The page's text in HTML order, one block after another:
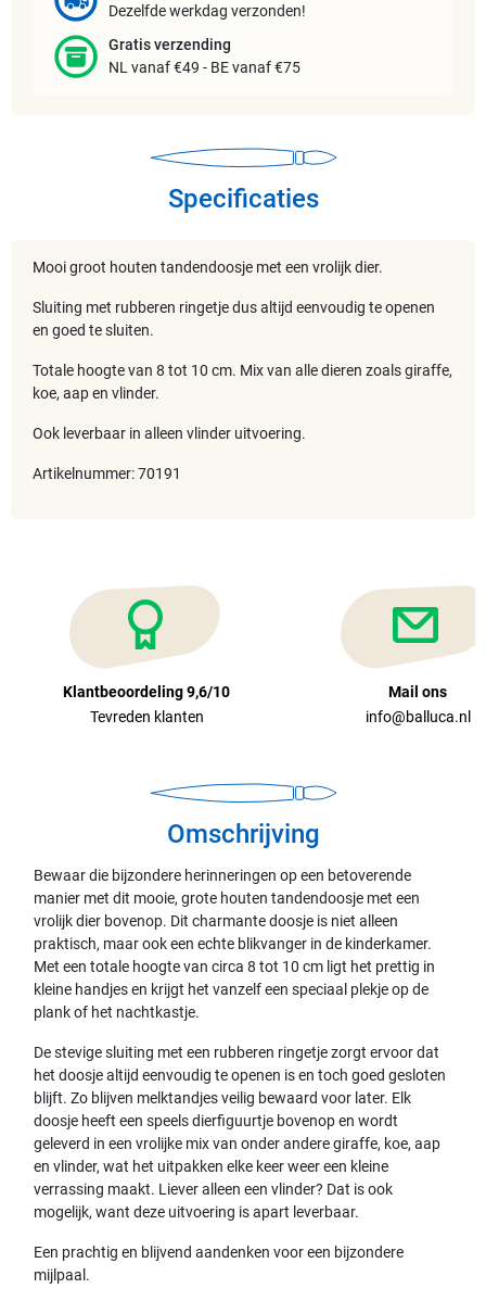
Dezelfde werkdag verzonden!
Gratis verzending
NL vanaf €49 - BE vanaf €75
Specificaties
Mooi groot houten tandendoosje met een vrolijk dier.
Sluiting met rubberen ringetje dus altijd eenvoudig te openen
en goed te sluiten.
Totale hoogte van 8 tot 10 cm. Mix van alle dieren zoals giraffe,
koe, aap en vlinder.
Ook leverbaar in alleen vlinder uitvoering.
Artikelnummer: 70191
Klantbeoordeling 9,6/10
Tevreden klanten
Mail ons
info@balluca.nl
Omschrijving
Bewaar die bijzondere herinneringen op een betoverende
manier met dit mooie, grote houten tandendoosje met een
vrolijk dier bovenop. Dit charmante doosje is niet alleen
praktisch, maar ook een echte blikvanger in de kinderkamer.
Met een totale hoogte van circa 8 tot 10 cm ligt het prettig in
kleine handjes en krijgt het vanzelf een speciaal plekje op de
plank of het nachtkastje.
De stevige sluiting met een rubberen ringetje zorgt ervoor dat
het doosje altijd eenvoudig te openen is en toch goed gesloten
blijft. Zo blijven melktandjes veilig bewaard voor later. Elk
doosje heeft een speels dierfiguurtje bovenop en wordt
geleverd in een vrolijke mix van onder andere giraffe, koe, aap
en vlinder, wat het uitpakken elke keer weer een kleine
verrassing maakt. Liever alleen een vlinder? Dat is ook
mogelijk, want deze uitvoering is apart leverbaar.
Een prachtig en blijvend aandenken voor een bijzondere
mijlpaal.